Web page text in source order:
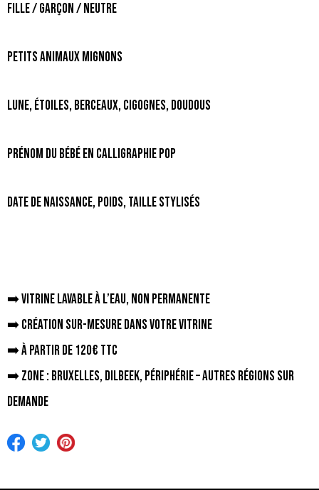
Fille / Garçon / Neutre
Petits animaux mignons
Lune, étoiles, berceaux, cigognes, doudous
Prénom du bébé en calligraphie pop
Date de naissance, poids, taille stylisés
➡️ Vitrine lavable à l’eau, non permanente
➡️ Création sur-mesure dans votre vitrine
➡️ À partir de 120€ TTC
➡️ Zone : Bruxelles, Dilbeek, périphérie – autres régions sur
demande